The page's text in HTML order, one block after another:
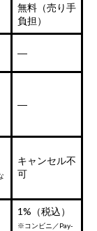
無料（売り手
負担）
―
―
キャンセル不
可
1%（税込）
※コンビニ／Pay-